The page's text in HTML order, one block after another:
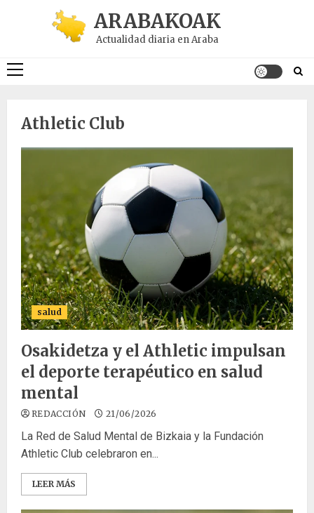
ARABAKOAK
Actualidad diaria en Araba
Menú
Athletic Club
salud
Osakidetza y el Athletic impulsan
el deporte terapéutico en salud
mental
REDACCIÓN 21/06/2026
La Red de Salud Mental de Bizkaia y la Fundación
Athletic Club celebraron en...
LEER MÁS